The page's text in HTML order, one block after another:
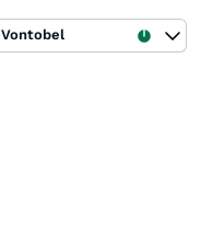
Vontobel